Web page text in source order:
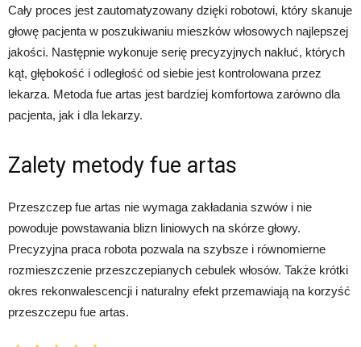
Cały proces jest zautomatyzowany dzięki robotowi, który skanuje
głowę pacjenta w poszukiwaniu mieszków włosowych najlepszej
jakości. Następnie wykonuje serię precyzyjnych nakłuć, których
kąt, głębokość i odległość od siebie jest kontrolowana przez
lekarza. Metoda fue artas jest bardziej komfortowa zarówno dla
pacjenta, jak i dla lekarzy.
Zalety metody fue artas
Przeszczep fue artas nie wymaga zakładania szwów i nie
powoduje powstawania blizn liniowych na skórze głowy.
Precyzyjna praca robota pozwala na szybsze i równomierne
rozmieszczenie przeszczepianych cebulek włosów. Także krótki
okres rekonwalescencji i naturalny efekt przemawiają na korzyść
przeszczepu fue artas.